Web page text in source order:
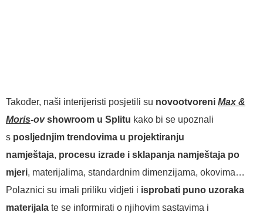
Također, naši interijeristi posjetili su novootvoreni Max &
Moris-ov showroom u Splitu kako bi se upoznali
s posljednjim trendovima u projektiranju
namještaja, procesu izrade i sklapanja namještaja po
mjeri, materijalima, standardnim dimenzijama, okovima…
Polaznici su imali priliku vidjeti i isprobati puno uzoraka
materijala te se informirati o njihovim sastavima i